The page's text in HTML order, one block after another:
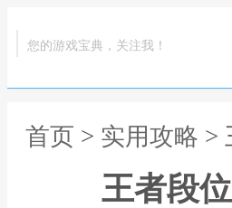
您的游戏宝典，关注我！
首页 > 实用攻略 >
王者段